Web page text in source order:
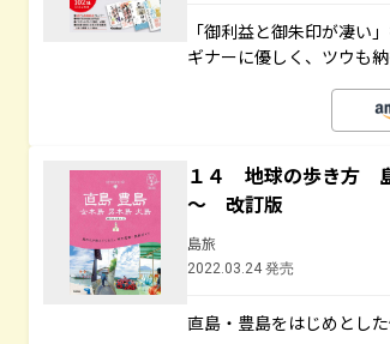
「御利益と御朱印が凄い
ギナーに優しく、ツウも納
１４ 地球の歩き方
～ 改訂版
島旅
2022.03.24 発売
直島・豊島をはじめとし